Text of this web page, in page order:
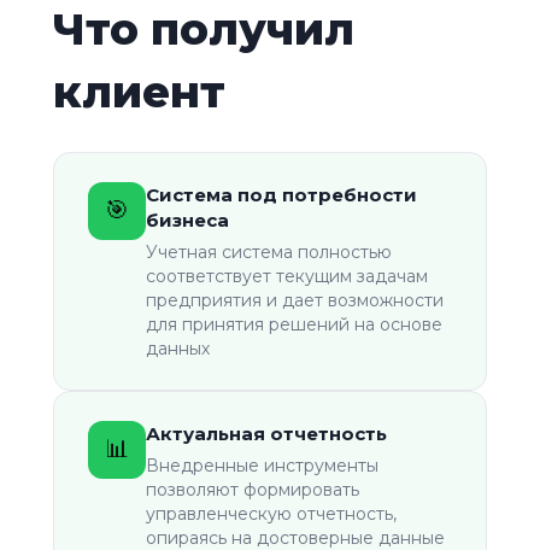
Что получил
клиент
🎯
Система под потребности
бизнеса
Учетная система полностью
соответствует текущим задачам
предприятия и дает возможности
для принятия решений на основе
данных
📊️
Актуальная отчетность
Внедренные инструменты
позволяют формировать
управленческую отчетность,
опираясь на достоверные данные